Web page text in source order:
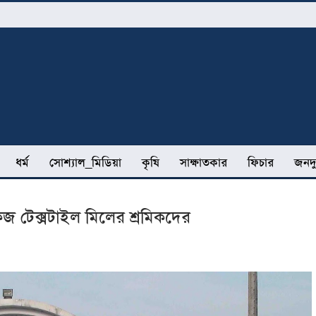
ধর্ম সোশ্যাল_মিডিয়া কৃষি সাক্ষাতকার ফিচার
টেক্সটাইল মিলের শ্রমিকদের